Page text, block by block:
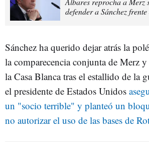
defender a Sánchez
Sánchez ha querido dejar atrás la
la comparecencia conjunta de Merz
la Casa Blanca tras el estallido de la
el presidente de Estados Unidos
un "socio terrible" y planteó un
no autorizar el uso de las bases de